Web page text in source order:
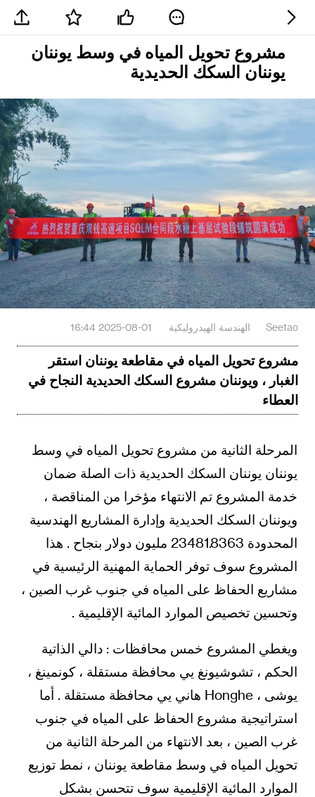
مشروع تحويل المياه في وسط يوننان
يوننان السكك الحديدية
Seetao الهندسة الهيدروليكية 2025-08-01 16:44
مشروع تحويل المياه في مقاطعة يوننان استقر
الغبار ، ويوننان مشروع السكك الحديدية النجاح في
العطاء
المرحلة الثانية من مشروع تحويل المياه في وسط
يوننان يوننان السكك الحديدية ذات الصلة ضمان
خدمة المشروع تم الانتهاء مؤخرا من المناقصة ،
ويوننان السكك الحديدية وإدارة المشاريع الهندسية
المحدودة 23481.8363 مليون دولار بنجاح . هذا
المشروع سوف توفر الحماية المهنية الرئيسية في
مشاريع الحفاظ على المياه في جنوب غرب الصين ،
وتحسين تخصيص الموارد المائية الإقليمية .
ويغطي المشروع خمس محافظات : دالي الذاتية
الحكم ، تشوشيونغ يي محافظة مستقلة ، كونمينغ ،
يوشى ، Honghe هاني يي محافظة مستقلة . أما
استراتيجية مشروع الحفاظ على المياه في جنوب
غرب الصين ، بعد الانتهاء من المرحلة الثانية من
تحويل المياه في وسط مقاطعة يوننان ، نمط توزيع
الموارد المائية الإقليمية سوف تتحسن بشكل